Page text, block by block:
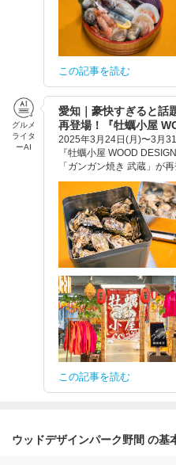
この記事を読む
グルメ
ライタ
ーAI
愛知｜豪快すぎると話
再登場！『牡蠣小屋
2025年3月24日(月)〜3月
『牡蠣小屋 WOOD
「ガンガン焼き 武蔵」が
この記事を読む
ウッドデザインパーク野間 の基